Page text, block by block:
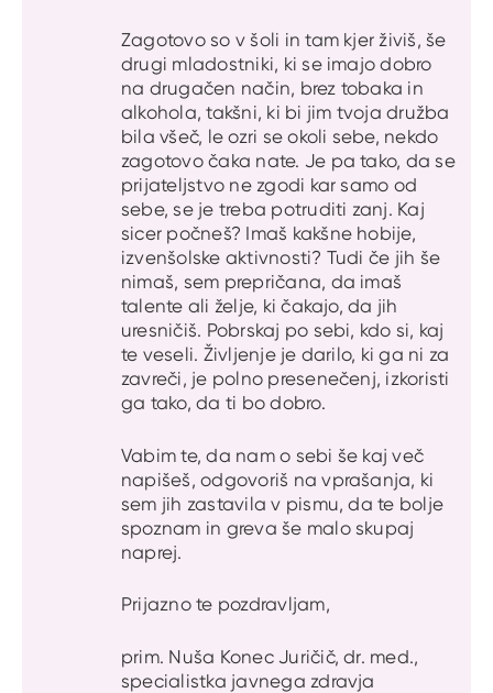
Zagotovo so v šoli in tam kjer živiš, še
drugi mladostniki, ki se imajo dobro
na drugačen način, brez tobaka in
alkohola, takšni, ki bi jim tvoja družba
bila všeč, le ozri se okoli sebe, nekdo
zagotovo čaka nate. Je pa tako, da se
prijateljstvo ne zgodi kar samo od
sebe, se je treba potruditi zanj. Kaj
sicer počneš? Imaš kakšne hobije,
izvenšolske aktivnosti? Tudi če jih še
nimaš, sem prepričana, da imaš
talente ali želje, ki čakajo, da jih
uresničiš. Pobrskaj po sebi, kdo si, kaj
te veseli. Življenje je darilo, ki ga ni za
zavreči, je polno presenečenj, izkoristi
ga tako, da ti bo dobro.
Vabim te, da nam o sebi še kaj več
napišeš, odgovoriš na vprašanja, ki
sem jih zastavila v pismu, da te bolje
spoznam in greva še malo skupaj
naprej.
Prijazno te pozdravljam,
prim. Nuša Konec Juričič, dr. med.,
specialistka javnega zdravja